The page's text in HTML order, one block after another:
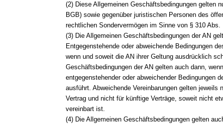
(2) Diese Allgemeinen Geschäftsbedingungen gelten
BGB) sowie gegenüber juristischen Personen des
rechtlichen Sondervermögen im Sinne von § 310
(3) Die Allgemeinen Geschäftsbedingungen der AN
Entgegenstehende oder abweichende Bedingungen
wenn und soweit die AN ihrer Geltung ausdrücklich
Geschäftsbedingungen der AN gelten auch dann,
entgegenstehender oder abweichender Bedingungen
ausführt. Abweichende Vereinbarungen gelten jeweils
Vertrag und nicht für künftige Verträge, soweit nicht
vereinbart ist.
(4) Die Allgemeinen Geschäftsbedingungen gelten